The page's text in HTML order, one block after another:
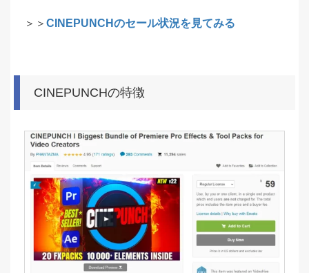
＞＞ CINEPUNCHのセール状況を見てみる
CINEPUNCHの特徴